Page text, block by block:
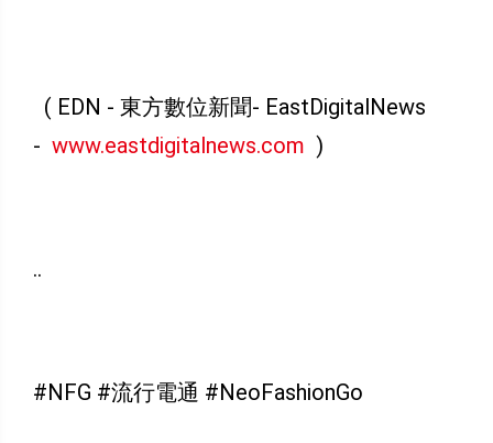
( EDN - 東方數位新聞- EastDigitalNews
- www.eastdigitalnews.com )
..
#NFG #流行電通 #NeoFashionGo